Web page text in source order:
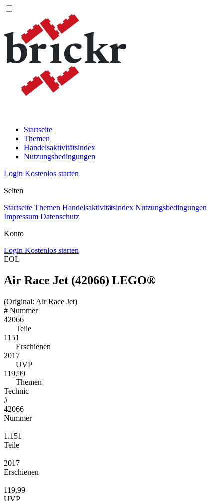
Startseite
Themen
Handelsaktivitätsindex
Nutzungsbedingungen
Login Kostenlos starten
Seiten
Startseite Themen Handelsaktivitätsindex Nutzungsbedingungen
Impressum Datenschutz
Konto
Login Kostenlos starten
EOL
Air Race Jet (42066) LEGO®
(Original: Air Race Jet)
# Nummer
42066
Teile
1151
Erschienen
2017
UVP
119,99
Themen
Technic
#
42066
Nummer
1.151
Teile
2017
Erschienen
119,99
UVP